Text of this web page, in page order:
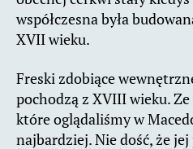
współczesna była
XVII wieku.
Freski zdobiące
pochodzą z XVIII wieku.
które oglądaliśmy w
najbardziej. Nie dość, że jej